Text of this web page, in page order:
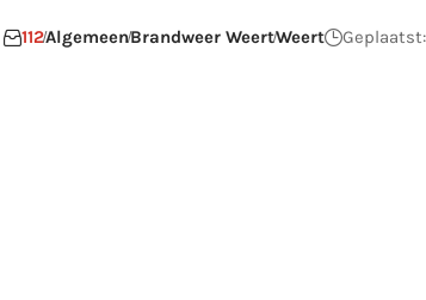
112AlgemeenBrandweer WeertWeert